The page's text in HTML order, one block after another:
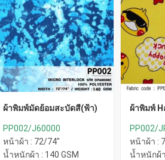
ผ้าพิมพ์มัดย้อมสะบัดสี(ฟ้า)
PP002/J60000
หน้าผ้า : 72/74"
น้ำหนักผ้า : 140 GSM
ผ้าพิมพ์
PP002/
หน้าผ้า :
น้ำหนักผ้า